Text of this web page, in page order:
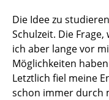
Die Idee zu
Schulzeit. Die
ich aber lange vor
Möglichkeiten
Letztlich fiel meine
schon immer durch